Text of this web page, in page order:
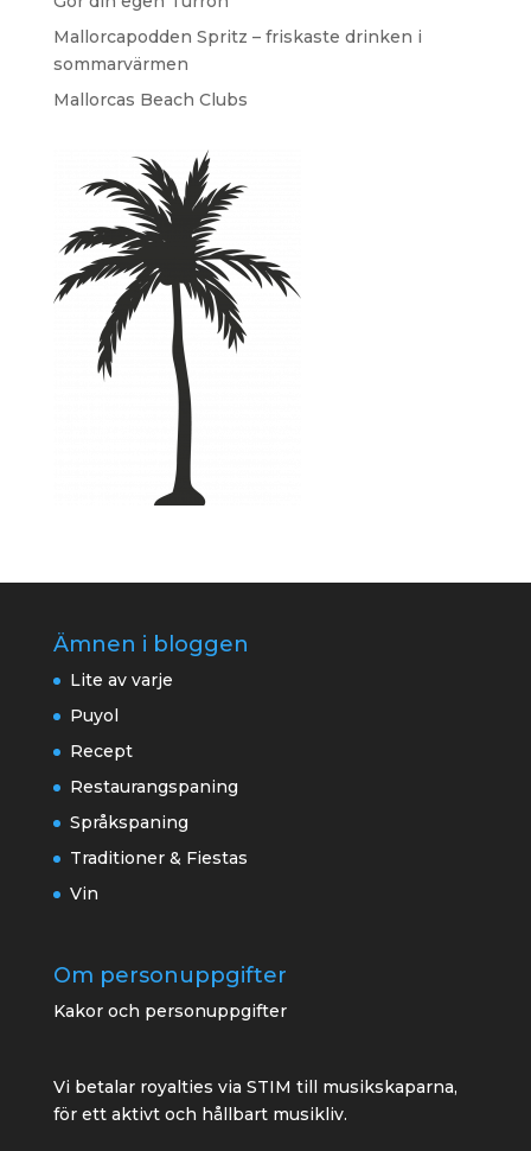
Mallorcapodden Spritz – friskaste drinken i
sommarvärmen
Mallorcas Beach Clubs
Ämnen i bloggen
Lite av varje
Puyol
Recept
Restaurangspaning
Språkspaning
Traditioner & Fiestas
Vin
Om personuppgifter
Kakor och personuppgifter
Vi betalar royalties via STIM till musikskaparna,
för ett aktivt och hållbart musikliv.